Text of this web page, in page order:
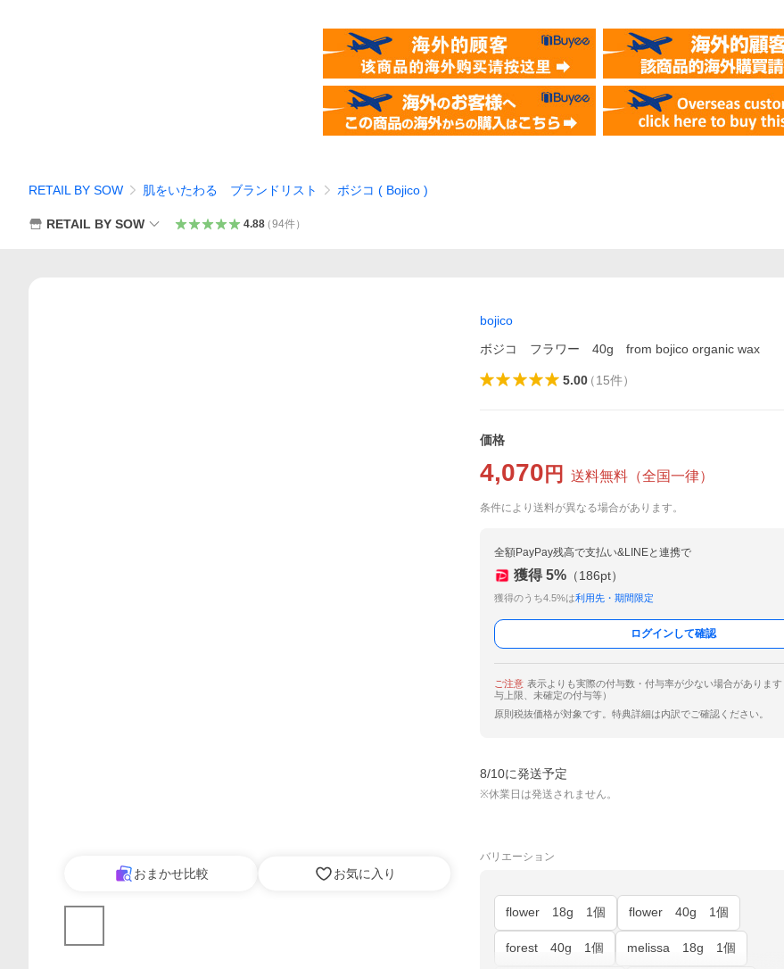
RETAIL BY SOW 肌をいたわる ブランドリスト ボジコ ( Bojico )
RETAIL BY SOW 4.88（94件）
おまかせ比較 お気に入り
bojico
ボジコ フラワー 40g from bojico organic wax
5.00（15件）
価格
4,070 円 送料無料 （全国一律）
条件により送料が異なる場合があります。
全額PayPay残高で支払い&LINEと連携で
獲得 5% （186pt）
獲得のうち4.5%は利用先・期間限定
ログインして確認
ご注意 表示よりも実際の付与数・付与率が少ない場合があります
与上限、未確定の付与等）
原則税抜価格が対象です。特典詳細は内訳でご確認ください。
8/10に発送予定
※休業日は発送されません。
バリエーション
flower 18g 1個 flower 40g 1個
forest 40g 1個 melissa 18g 1個